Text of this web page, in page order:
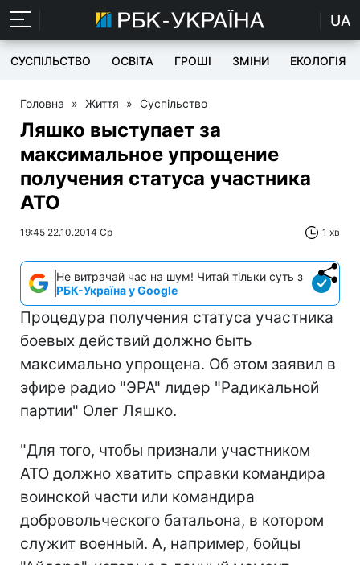
UA
СУСПІЛЬСТВО ОСВІТА ГРОШІ ЗМІНИ ЕКОЛОГІЯ
Головна » Життя » Суспільство
Ляшко выступает за
максимальное упрощение
получения статуса участника
АТО
19:45 22.10.2014 Ср 1 хв
Не витрачай час на шум! Читай тільки суть з
РБК-Україна у Google
Процедура получения статуса участника
боевых действий должно быть
максимально упрощена. Об этом заявил в
эфире радио "ЭРА" лидер "Радикальной
партии" Олег Ляшко.
"Для того, чтобы признали участником
АТО должно хватить справки командира
воинской части или командира
добровольческого батальона, в котором
служит военный. А, например, бойцы